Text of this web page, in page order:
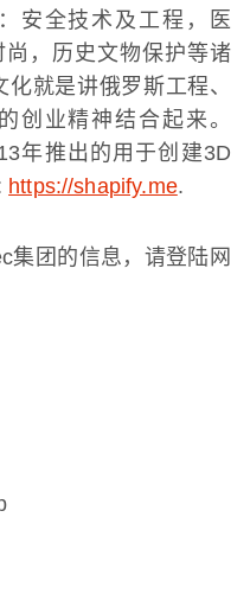
安全技术及工程，医
，历史文物保护等诸
就是讲俄罗斯工程、
创业精神结合起来。
年推出的用于创建3D
https://shapify.me.
集团的信息，请登陆网